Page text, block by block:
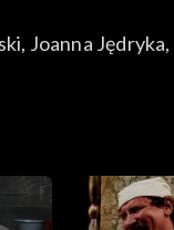
wszedł Fredro
prowincję.
(zgodnie z
Jana
i sam Jan
odtwórca
, Joanna Jędryka,